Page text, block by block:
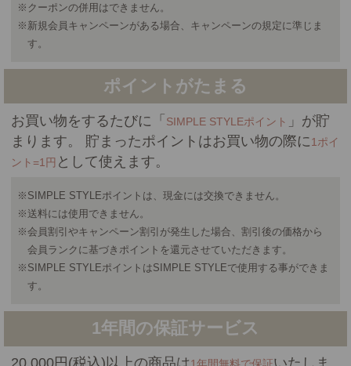
※クーポンの併用はできません。
※新規会員キャンペーンがある場合、キャンペーンの規定に準じま
す。
ポイントがたまる
お買い物をするたびに「 SIMPLE STYLEポイント 」が貯
まります。 貯まったポイントはお買い物の際に1ポイ
ント=1円 として使えます。
※SIMPLE STYLEポイントは、現金には交換できません。
※送料には使用できません。
※会員割引やキャンペーン割引が発生した場合、割引後の価格から
会員ランクに基づきポイントを還元させていただきます。
※SIMPLE STYLEポイントはSIMPLE STYLEで使用する事ができま
す。
1年間の保証サービス